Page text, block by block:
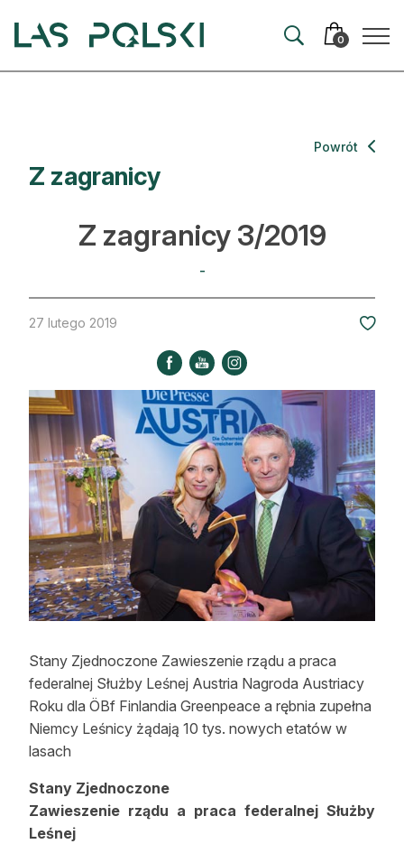
0
Artykuły
Hodowla lasu
Nowe technologie
Kultura i historia
Strefa eksperta
Auto do lasu
Dla drwala
Leśnik na zakupach
Z zagranicy
Edukacja
Lasy prywatne
O nas
100 lat „Lasu Polskiego”
Prenumerata
Reklama
Z zagranicy
Powrót
Z zagranicy 3/2019
-
27 lutego 2019
Stany Zjednoczone Zawieszenie rządu a praca
federalnej Służby Leśnej Austria Nagroda Austriacy
Roku dla ÖBf Finlandia Greenpeace a rębnia zupełna
Niemcy Leśnicy żądają 10 tys. nowych etatów w
lasach
Stany Zjednoczone
Zawieszenie rządu a praca federalnej Służby
Leśnej